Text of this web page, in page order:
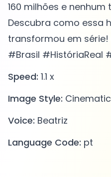
160 milhões e
Descubra como essa
transformou em
#Brasil #HistóriaReal
Speed: 1.1 x
Image Style: Cinematic
Voice: Beatriz
Language Code: pt